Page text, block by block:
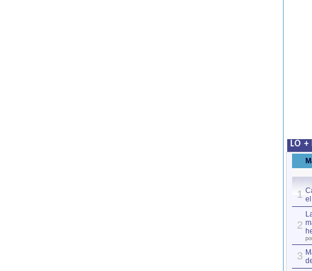
LO +
1
2
3